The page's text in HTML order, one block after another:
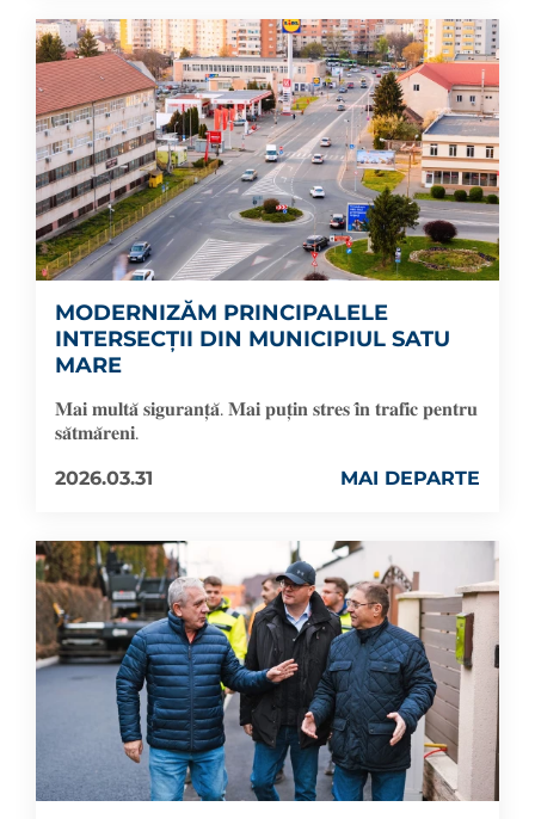
MODERNIZĂM PRINCIPALELE
INTERSECȚII DIN MUNICIPIUL SATU
MARE
𝐌𝐚𝐢 𝐦𝐮𝐥𝐭𝐚̆ 𝐬𝐢𝐠𝐮𝐫𝐚𝐧𝐭̦𝐚̆. 𝐌𝐚𝐢 𝐩𝐮𝐭̦𝐢𝐧 𝐬𝐭𝐫𝐞𝐬 𝐢̂𝐧 𝐭𝐫𝐚𝐟𝐢𝐜 𝐩𝐞𝐧𝐭𝐫𝐮
𝐬𝐚̆𝐭𝐦𝐚̆𝐫𝐞𝐧𝐢.
2026.03.31
MAI DEPARTE